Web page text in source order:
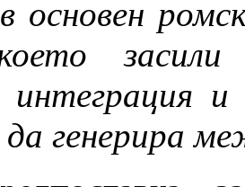
основен
интеграция
генерира